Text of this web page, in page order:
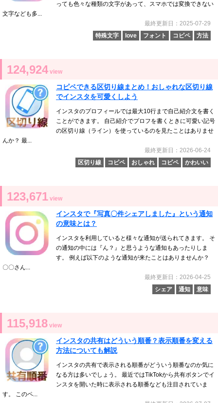
っても色々な種類の文字があって、スマホでは変換できない
文字なども多...
最終更新日：2025-07-29
特殊文字
love フォント コピペ 方法
124,924 view
コピペできる区切り線まとめ！おしゃれな区切り線
でインスタを可愛くしよう
インスタのプロフィールでは最大10行まで自己紹介文を書く
ことができます。 自己紹介でプロフを書くときに可愛い記号
の区切り線（ライン）を使っているのを見たことはありませ
んか？ 最...
最終更新日：2026-06-24
区切り線
コピペ おしゃれ コピペ かわいい
123,671 view
インスタで『写真〇件シェアしました』という通知
の意味とは？
インスタを利用していると様々な通知が送られてきます。 そ
の通知の中には『ん？』と思うような通知もあったりしま
す。 例えば以下のような通知が来たことはありませんか？
〇〇さん...
最終更新日：2026-04-25
シェア
通知 意味
115,918 view
インスタの共有はどういう順番？表示順番を変える
方法についても解説
インスタの共有で表示される順番がどういう順番なのか気に
なる方は多いでしょう。 最近ではTikTokから共有ボタンでイ
ンスタを開いた時に表示される順番なども注目されていま
す。 このペ...